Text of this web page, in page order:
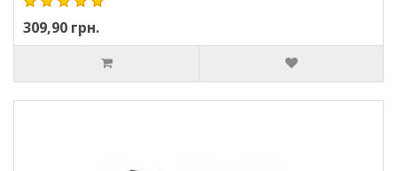
309,90 грн.